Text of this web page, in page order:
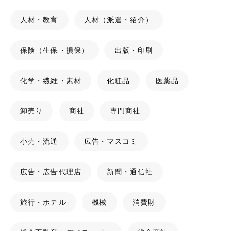
人材・教育 人材（派遣・紹介）
保険（生保・損保） 出版・印刷
化学・繊維・素材 化粧品 医薬品
卸売り 商社 専門商社
小売・流通 広告・マスコミ
広告・広告代理店 新聞・通信社
旅行・ホテル 機械 消費財